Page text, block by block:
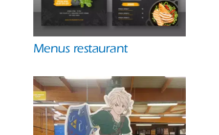
Menus restaurant